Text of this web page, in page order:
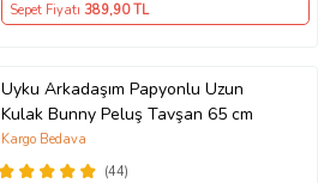
Sepet Fiyatı 389,90 TL
Uyku Arkadaşım Papyonlu Uzun
Kulak Bunny Peluş Tavşan 65 cm
(44)
Kargo Bedava